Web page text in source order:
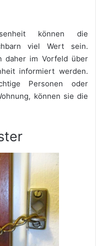
können die
viel Wert sein.
daher im Vorfeld über
informiert werden.
Personen oder
, können sie die